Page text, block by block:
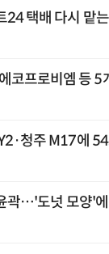
24 택배 다시 맡
코프로비엠 등 5
청주 M17에
곽…'도넛 모양'